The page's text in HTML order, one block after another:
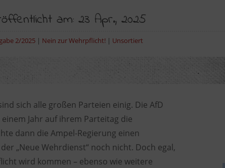
am: 23 Apr., 2025
2/2025 | Nein zur Wehrpflicht! | Unsortiert
sich alle großen Parteien einig. Die AfD
Jahr auf ihrem Parteitag die
dann die Ampel-Regierung einen
„Neue Wehrdienst“ noch nicht. Doch egal,
wird kommen – ebenso wie weitere